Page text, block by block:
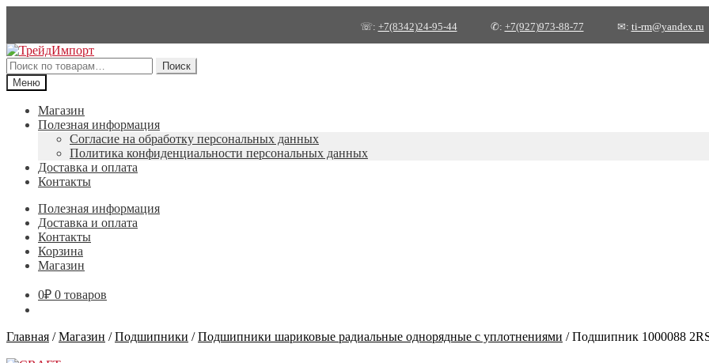
☏: +7(8342)24-95-44✆: +7(927)973-88-77 ✉: ti-rm@yandex.ru
Перейти
к
навигации
Перейти
к
содержимому
Искать:
Поиск
Меню
Магазин
Полезная информация
Согласие на обработку персональных данных
Политика конфиденциальности персональных данных
Доставка и оплата
Контакты
Полезная информация
Доставка и оплата
Контакты
Корзина
Магазин
0₽ 0 товаров
Главная /Магазин /Подшипники /Подшипники шариковые радиальные однорядные с уплотнениями /Подшипник 1000088